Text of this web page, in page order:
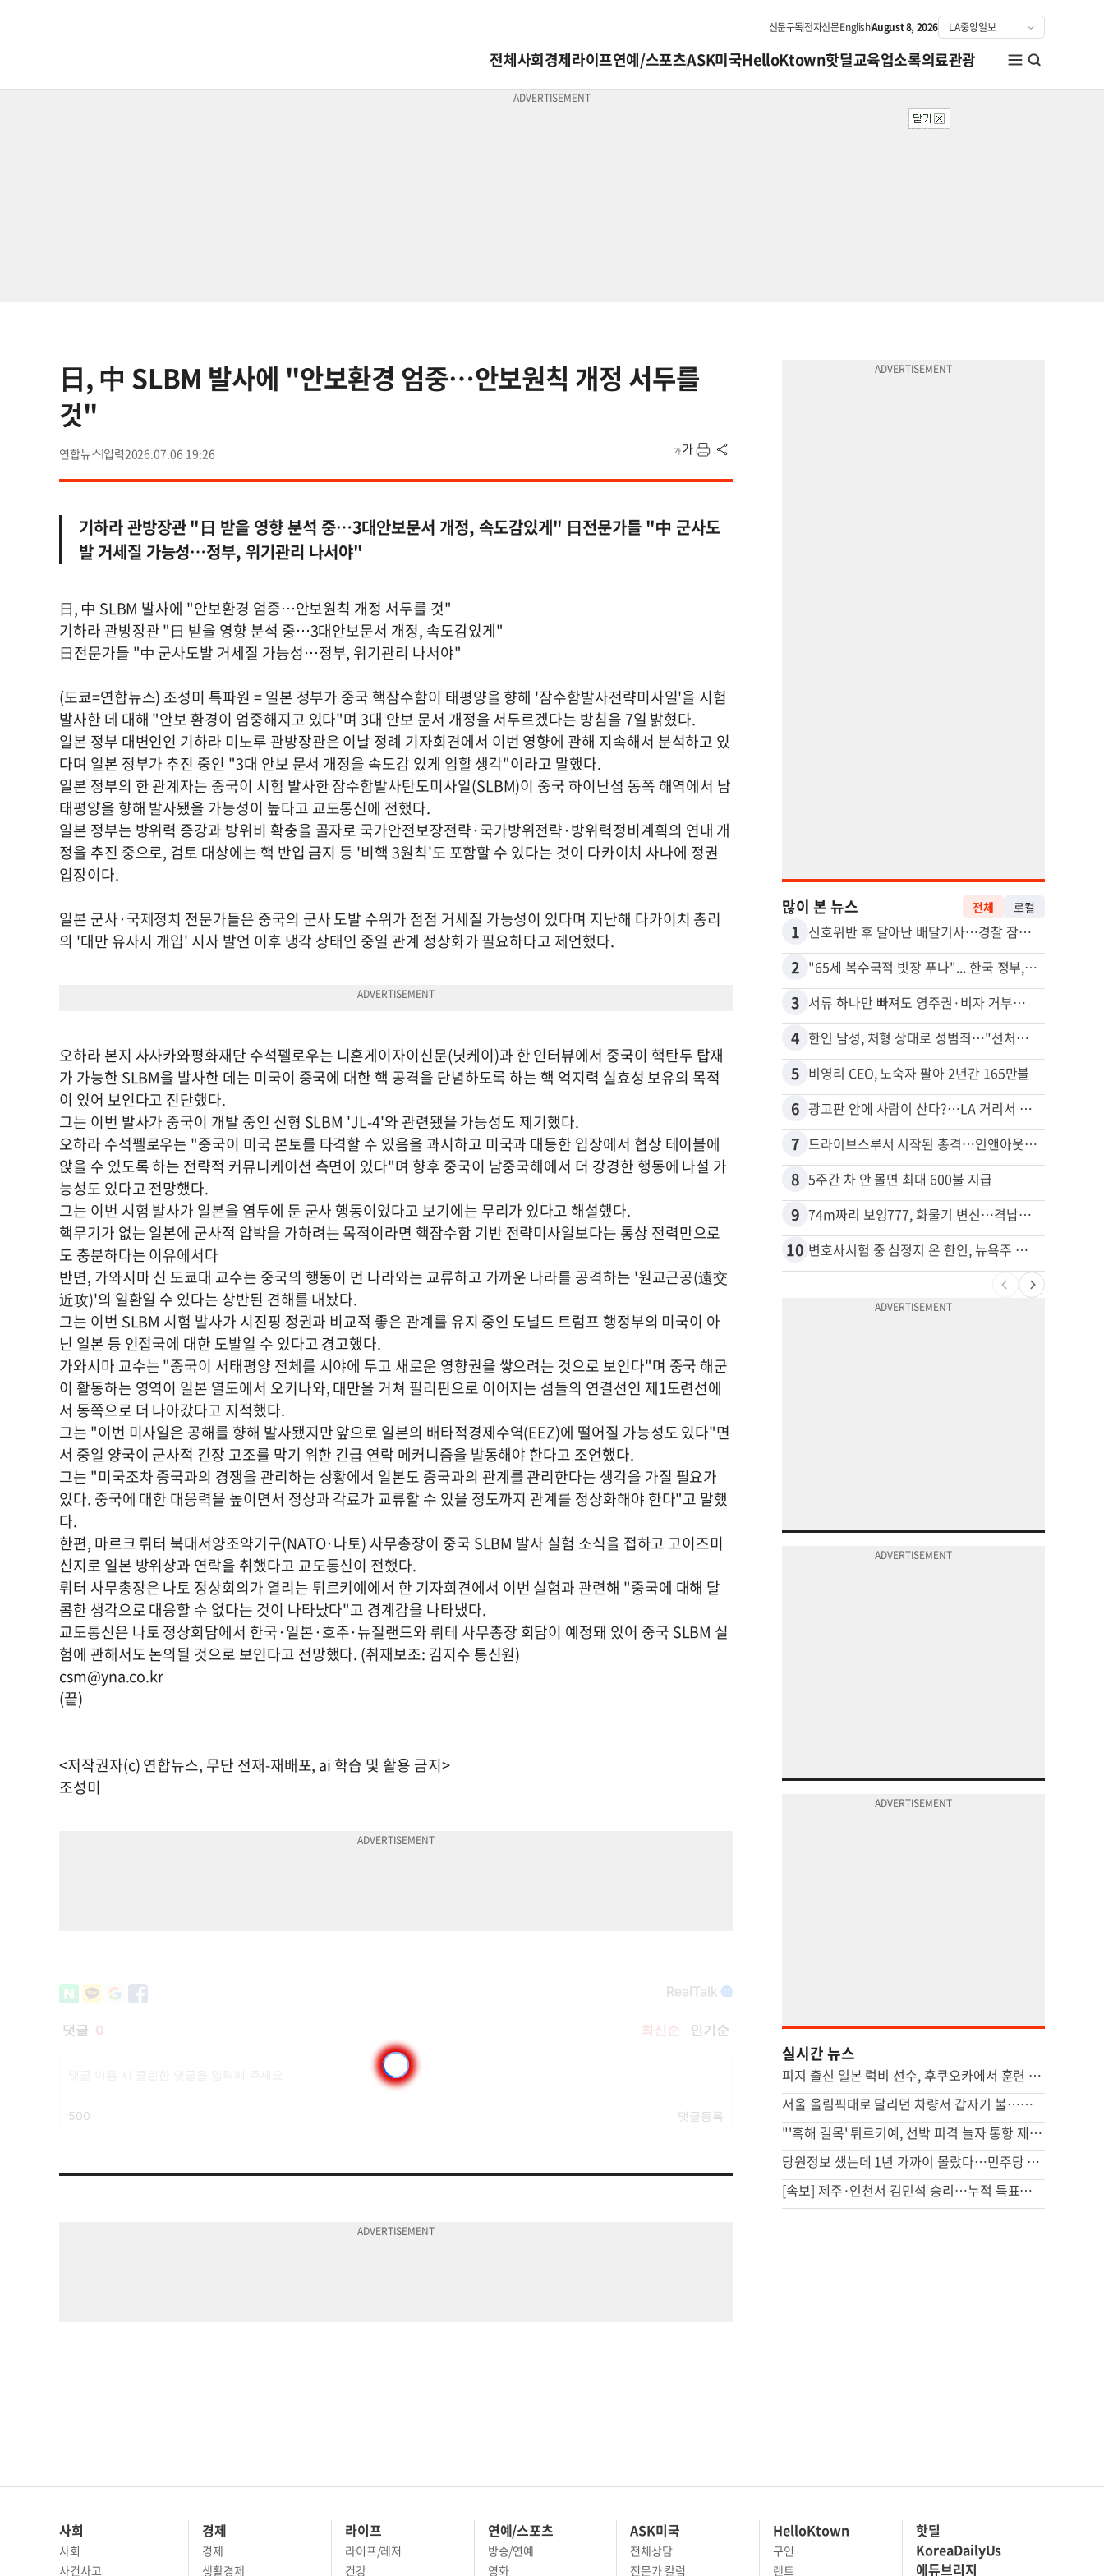
신문구독전자신문EnglishAugust 8, 2026
전체사회경제라이프연예/스포츠ASK미국HelloKtown핫딜교육업소록의료관광
日, 中 SLBM 발사에 "안보환경 엄중…안보원칙 개정 서두를
것"
연합뉴스 2026.07.06 19:26
기하라 관방장관 "日 받을 영향 분석 중…3대안보문서 개정, 속도감있게" 日전문가들 "中 군사도
발 거세질 가능성…정부, 위기관리 나서야"
日, 中 SLBM 발사에 "안보환경 엄중…안보원칙 개정 서두를 것"
기하라 관방장관 "日 받을 영향 분석 중…3대안보문서 개정, 속도감있게"
日전문가들 "中 군사도발 거세질 가능성…정부, 위기관리 나서야"
(도쿄=연합뉴스) 조성미 특파원 = 일본 정부가 중국 핵잠수함이 태평양을 향해 '잠수함발사전략미사일'을 시험
발사한 데 대해 "안보 환경이 엄중해지고 있다"며 3대 안보 문서 개정을 서두르겠다는 방침을 7일 밝혔다.
일본 정부 대변인인 기하라 미노루 관방장관은 이날 정례 기자회견에서 이번 영향에 관해 지속해서 분석하고 있
다며 일본 정부가 추진 중인 "3대 안보 문서 개정을 속도감 있게 임할 생각"이라고 말했다.
일본 정부의 한 관계자는 중국이 시험 발사한 잠수함발사탄도미사일(SLBM)이 중국 하이난섬 동쪽 해역에서 남
태평양을 향해 발사됐을 가능성이 높다고 교도통신에 전했다.
일본 정부는 방위력 증강과 방위비 확충을 골자로 국가안전보장전략·국가방위전략·방위력정비계획의 연내 개
정을 추진 중으로, 검토 대상에는 핵 반입 금지 등 '비핵 3원칙'도 포함할 수 있다는 것이 다카이치 사나에 정권
입장이다.
일본 군사·국제정치 전문가들은 중국의 군사 도발 수위가 점점 거세질 가능성이 있다며 지난해 다카이치 총리
의 '대만 유사시 개입' 시사 발언 이후 냉각 상태인 중일 관계 정상화가 필요하다고 제언했다.
오하라 본지 사사카와평화재단 수석펠로우는 니혼게이자이신문(닛케이)과 한 인터뷰에서 중국이 핵탄두 탑재
가 가능한 SLBM을 발사한 데는 미국이 중국에 대한 핵 공격을 단념하도록 하는 핵 억지력 실효성 보유의 목적
이 있어 보인다고 진단했다.
그는 이번 발사가 중국이 개발 중인 신형 SLBM 'JL-4'와 관련됐을 가능성도 제기했다.
오하라 수석펠로우는 "중국이 미국 본토를 타격할 수 있음을 과시하고 미국과 대등한 입장에서 협상 테이블에
앉을 수 있도록 하는 전략적 커뮤니케이션 측면이 있다"며 향후 중국이 남중국해에서 더 강경한 행동에 나설 가
능성도 있다고 전망했다.
그는 이번 시험 발사가 일본을 염두에 둔 군사 행동이었다고 보기에는 무리가 있다고 해설했다.
핵무기가 없는 일본에 군사적 압박을 가하려는 목적이라면 핵잠수함 기반 전략미사일보다는 통상 전력만으로
도 충분하다는 이유에서다
반면, 가와시마 신 도쿄대 교수는 중국의 행동이 먼 나라와는 교류하고 가까운 나라를 공격하는 '원교근공(遠交
近攻)'의 일환일 수 있다는 상반된 견해를 내놨다.
그는 이번 SLBM 시험 발사가 시진핑 정권과 비교적 좋은 관계를 유지 중인 도널드 트럼프 행정부의 미국이 아
닌 일본 등 인접국에 대한 도발일 수 있다고 경고했다.
가와시마 교수는 "중국이 서태평양 전체를 시야에 두고 새로운 영향권을 쌓으려는 것으로 보인다"며 중국 해군
이 활동하는 영역이 일본 열도에서 오키나와, 대만을 거쳐 필리핀으로 이어지는 섬들의 연결선인 제1도련선에
서 동쪽으로 더 나아갔다고 지적했다.
그는 "이번 미사일은 공해를 향해 발사됐지만 앞으로 일본의 배타적경제수역(EEZ)에 떨어질 가능성도 있다"면
서 중일 양국이 군사적 긴장 고조를 막기 위한 긴급 연락 메커니즘을 발동해야 한다고 조언했다.
그는 "미국조차 중국과의 경쟁을 관리하는 상황에서 일본도 중국과의 관계를 관리한다는 생각을 가질 필요가
있다. 중국에 대한 대응력을 높이면서 정상과 각료가 교류할 수 있을 정도까지 관계를 정상화해야 한다"고 말했
다.
한편, 마르크 뤼터 북대서양조약기구(NATO·나토) 사무총장이 중국 SLBM 발사 실험 소식을 접하고 고이즈미
신지로 일본 방위상과 연락을 취했다고 교도통신이 전했다.
뤼터 사무총장은 나토 정상회의가 열리는 튀르키예에서 한 기자회견에서 이번 실험과 관련해 "중국에 대해 달
콤한 생각으로 대응할 수 없다는 것이 나타났다"고 경계감을 나타냈다.
교도통신은 나토 정상회담에서 한국·일본·호주·뉴질랜드와 뤼테 사무총장 회담이 예정돼 있어 중국 SLBM 실
험에 관해서도 논의될 것으로 보인다고 전망했다. (취재보조: 김지수 통신원)
csm@yna.co.kr
(끝)
<저작권자(c) 연합뉴스, 무단 전재-재배포, ai 학습 및 활용 금지>
조성미
많이 본 뉴스 전체 로컬
1 신호위반 후 달아난 배달기사…경찰 잠복해 잡고보니 ‘반전’
2 "65세 복수국적 빗장 푸나"... 한국 정부, 연령 완화 전면 추진
3 서류 하나만 빠져도 영주권·비자 거부…심사관 재량권 대폭 확대
4 한인 남성, 처형 상대로 성범죄…"선처해줬더니 배신자 취급"
5 비영리 CEO, 노숙자 팔아 2년간 165만불
6 광고판 안에 사람이 산다?…LA 거리서 화제
7 드라이브스루서 시작된 총격…인앤아웃 참사 영상 공개
8 5주간 차 안 몰면 최대 600불 지급
9 74m짜리 보잉777, 화물기 변신…격납고서 ‘보물’ 찾는 인천공항
10 변호사시험 중 심정지 온 한인, 뉴욕주 제소
실시간 뉴스
피지 출신 일본 럭비 선수, 후쿠오카에서 훈련 중 열사병 사망
서울 올림픽대로 달리던 차량서 갑자기 불…운전자 1명 경상
"'흑해 길목' 튀르키예, 선박 피격 늘자 통항 제한"
당원정보 샜는데 1년 가까이 몰랐다…민주당 “당시 이상없다 판단”
[속보] 제주·인천서 김민석 승리…누적 득표도 정청래에 역전
사회 경제 라이프 연예/스포츠 ASK미국 HelloKtown 핫딜